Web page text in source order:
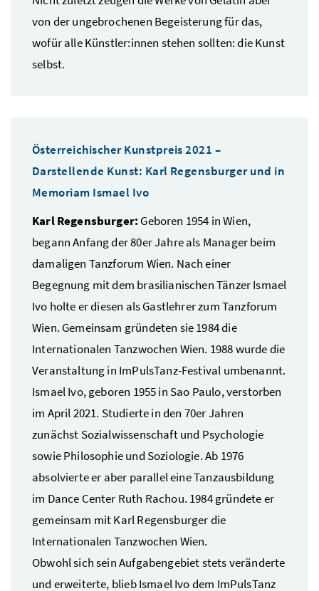
von der ungebrochenen Begeisterung für das,
wofür alle Künstler:innen stehen sollten: die Kunst
selbst.
Österreichischer Kunstpreis 2021 –
Darstellende Kunst: Karl Regensburger und in
Memoriam Ismael Ivo
Karl Regensburger: Geboren 1954 in Wien,
begann Anfang der 80er Jahre als Manager beim
damaligen Tanzforum Wien. Nach einer
Begegnung mit dem brasilianischen Tänzer Ismael
Ivo holte er diesen als Gastlehrer zum Tanzforum
Wien. Gemeinsam gründeten sie 1984 die
Internationalen Tanzwochen Wien. 1988 wurde die
Veranstaltung in ImPulsTanz-Festival umbenannt.
Ismael Ivo, geboren 1955 in Sao Paulo, verstorben
im April 2021. Studierte in den 70er Jahren
zunächst Sozialwissenschaft und Psychologie
sowie Philosophie und Soziologie. Ab 1976
absolvierte er aber parallel eine Tanzausbildung
im Dance Center Ruth Rachou. 1984 gründete er
gemeinsam mit Karl Regensburger die
Internationalen Tanzwochen Wien.
Obwohl sich sein Aufgabengebiet stets veränderte
und erweiterte, blieb Ismael Ivo dem ImPulsTanz